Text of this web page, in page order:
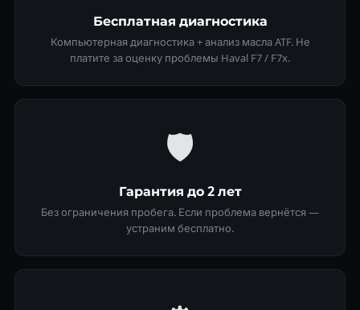
Бесплатная диагностика
Компьютерная диагностика + анализ масла ATF. Не
платите за оценку проблемы Haval F7 / F7x.
🛡
Гарантия до 2 лет
Без ограничения пробега. Если проблема вернётся —
устраним бесплатно.